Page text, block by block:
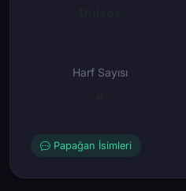
Harf Sayısı
Papağan İsimleri